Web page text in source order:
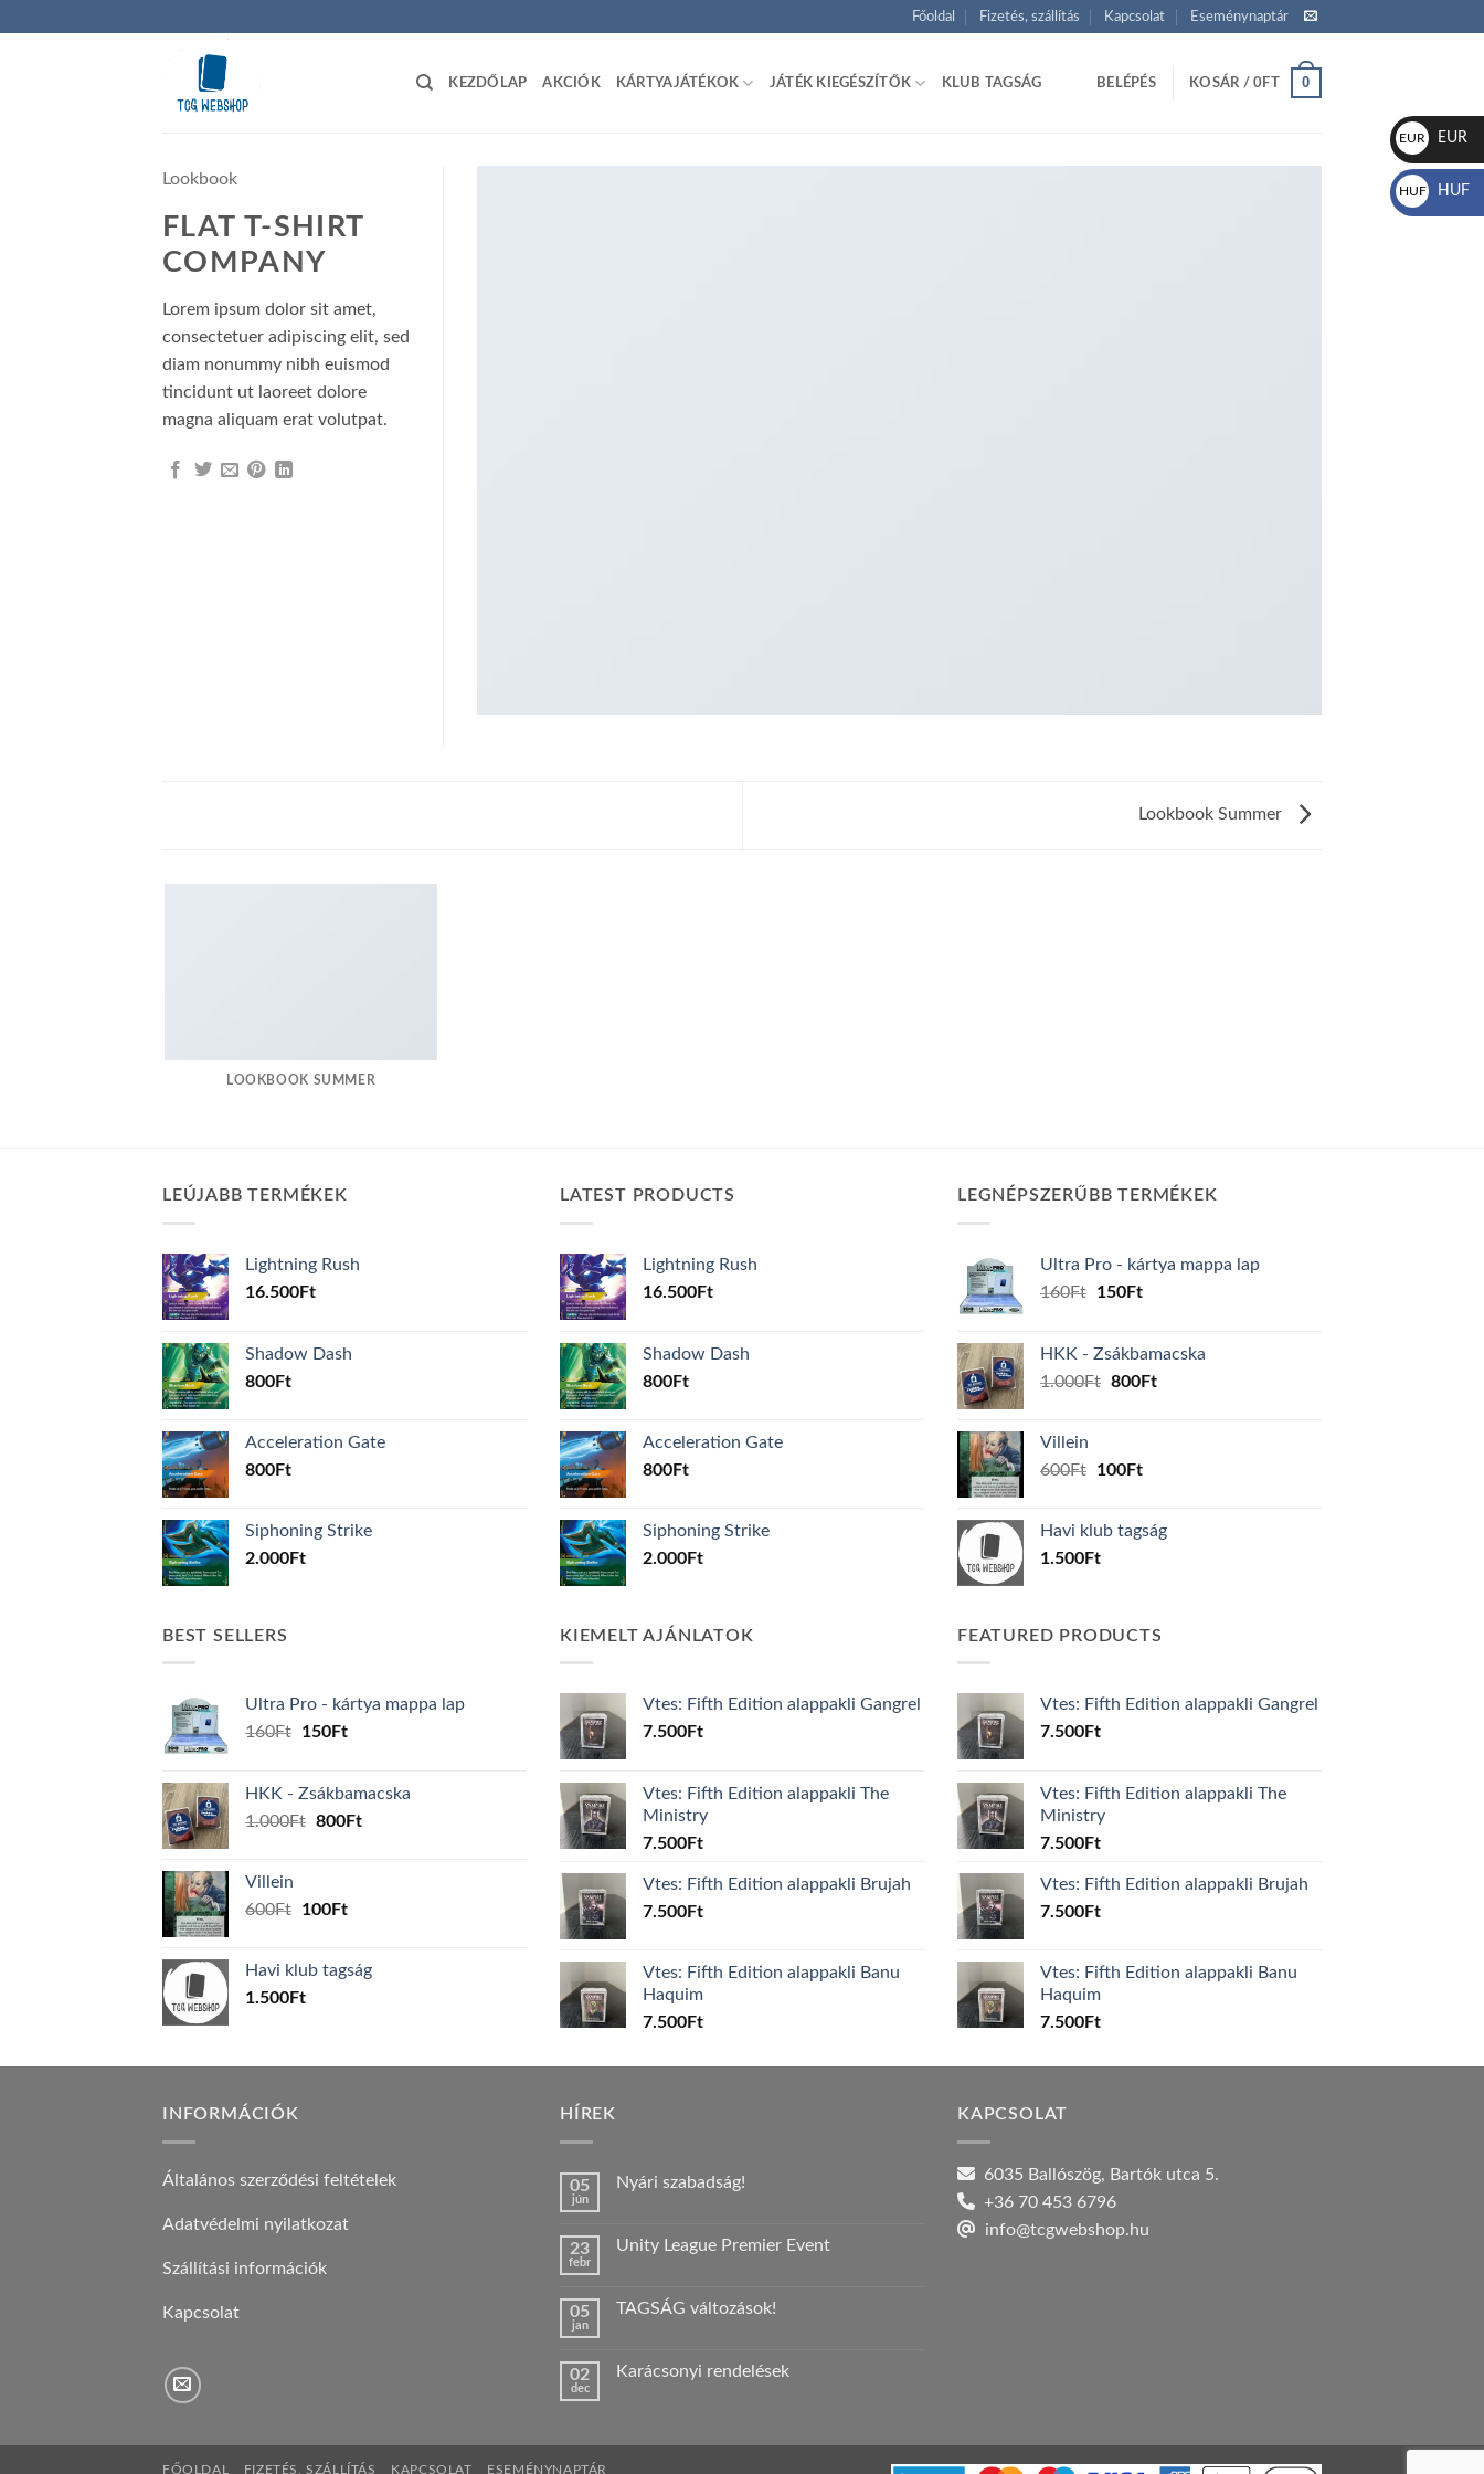
Főoldal Fizetés, szállítás Kapcsolat Eseménynaptár
KEZDŐLAP AKCIÓK KÁRTYAJÁTÉKOK JÁTÉK KIEGÉSZÍTŐK KLUB TAGSÁG BELÉPÉS KOSÁR /0FT 0
Lookbook
FLAT T-SHIRT
COMPANY
Lorem ipsum dolor sit amet,
consectetuer adipiscing elit, sed
diam nonummy nibh euismod
tincidunt ut laoreet dolore
magna aliquam erat volutpat.
Lookbook Summer
LOOKBOOK SUMMER
LEÚJABB TERMÉKEK
Lightning Rush
16.500Ft
Shadow Dash
800Ft
Acceleration Gate
800Ft
Siphoning Strike
2.000Ft
LATEST PRODUCTS
Lightning Rush
16.500Ft
Shadow Dash
800Ft
Acceleration Gate
800Ft
Siphoning Strike
2.000Ft
LEGNÉPSZERŰBB TERMÉKEK
Ultra Pro - kártya mappa lap
160Ft
Original
160Ft.
150FtCurrent
150Ft.
HKK - Zsákbamacska
1.000Ft Original
800FtCurrent
Villein
600Ft
Original
600Ft.
100FtCurrent
100Ft.
Havi klub tagság
1.500Ft
BEST SELLERS
Ultra Pro - kártya mappa lap
160Ft
Original
160Ft.
150FtCurrent
150Ft.
HKK - Zsákbamacska
1.000Ft Original
800FtCurrent
Villein
600Ft
Original
600Ft.
100FtCurrent
100Ft.
Havi klub tagság
1.500Ft
KIEMELT AJÁNLATOK
Vtes: Fifth Edition alappakli Gangrel
7.500Ft
Vtes: Fifth Edition alappakli The
Ministry
7.500Ft
Vtes: Fifth Edition alappakli Brujah
7.500Ft
Vtes: Fifth Edition alappakli Banu
Haquim
7.500Ft
FEATURED PRODUCTS
Vtes: Fifth Edition alappakli Gangrel
7.500Ft
Vtes: Fifth Edition alappakli The
Ministry
7.500Ft
Vtes: Fifth Edition alappakli Brujah
7.500Ft
Vtes: Fifth Edition alappakli Banu
Haquim
7.500Ft
INFORMÁCIÓK
Általános szerződési feltételek
Adatvédelmi nyilatkozat
Szállítási információk
Kapcsolat
HÍREK
05
jún
Nyári szabadság!
Nyári
23
febr
Unity League Premier Event
Unity
bejegyzéshez
05
jan
TAGSÁG változások!
TAGSÁG
02
dec
Karácsonyi rendelések
KAPCSOLAT
6035 Ballószög, Bartók utca 5.
+36 70 453 6796
info@tcgwebshop.hu
FŐOLDAL FIZETÉS, SZÁLLÍTÁS KAPCSOLAT ESEMÉNYNAPTÁR
EUR
€
EUR
HUF
Ft
HUF